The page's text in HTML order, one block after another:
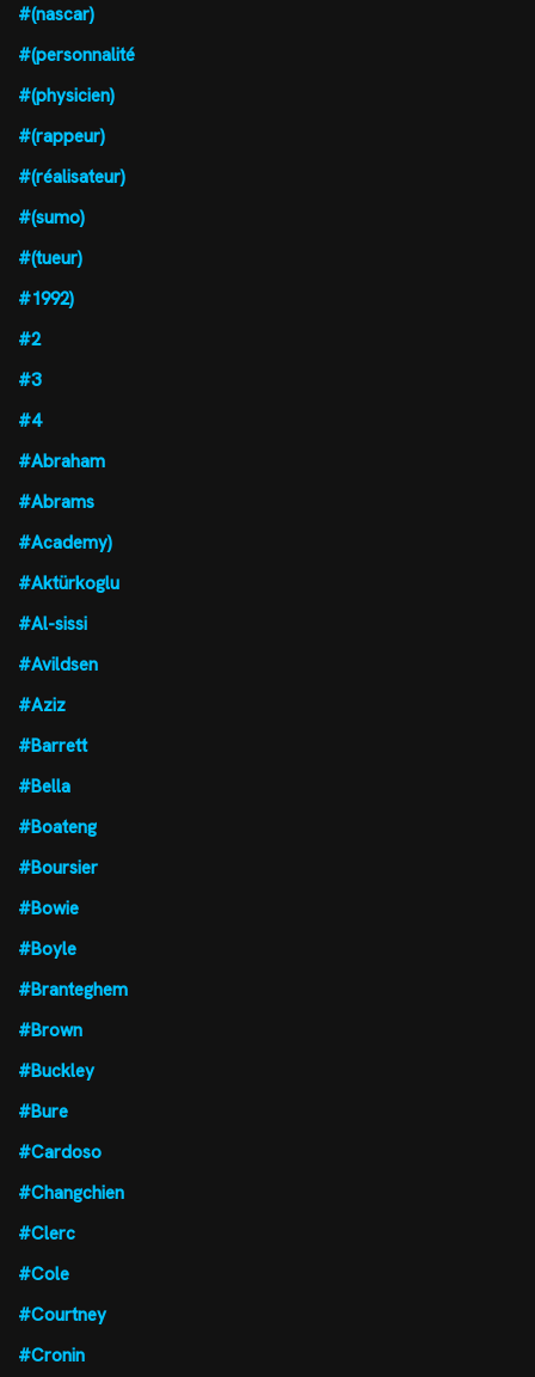
#(nascar)
#(personnalité
#(physicien)
#(rappeur)
#(réalisateur)
#(sumo)
#(tueur)
#1992)
#2
#3
#4
#Abraham
#Abrams
#Academy)
#Aktürkoglu
#Al-sissi
#Avildsen
#Aziz
#Barrett
#Bella
#Boateng
#Boursier
#Bowie
#Boyle
#Branteghem
#Brown
#Buckley
#Bure
#Cardoso
#Changchien
#Clerc
#Cole
#Courtney
#Cronin